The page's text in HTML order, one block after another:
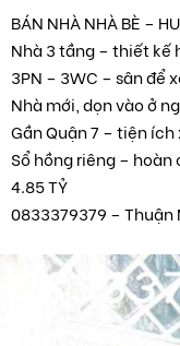
BÁN NHÀ NHÀ BÈ –
Nhà 3 tầng – thiết kế
3PN – 3WC – sân để
Nhà mới, dọn vào ở
Gần Quận 7 – tiện
Sổ hồng riêng – hoàn
4.85 TỶ
0833379379 – Thuận